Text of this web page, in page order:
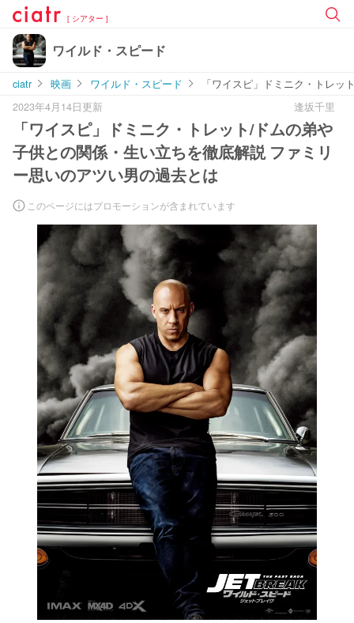
[ シアター ]
ワイルド・スピード
ciatr 映画 ワイルド・スピード
「ワイスピ」ドミニク・トレ
2023年4月14日更新
逢坂千里
「ワイスピ」ドミニク・トレット/ドムの弟や
子供との関係・生い立ちを徹底解説 ファミリ
ー思いのアツい男の過去とは
このページにはプロモーションが含まれています